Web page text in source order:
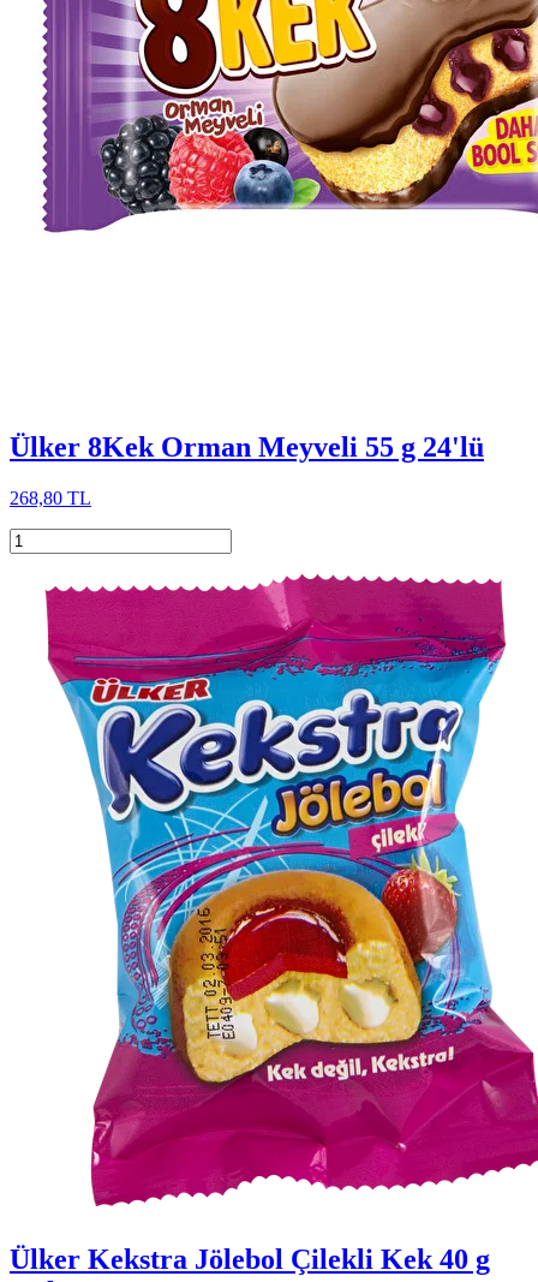
Ülker 8Kek Orman Meyveli 55 g 24'lü
268,80 TL
Ülker Kekstra Jölebol Çilekli Kek 40 g